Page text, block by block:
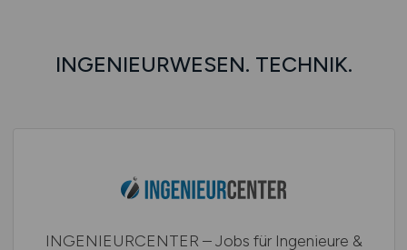
INGENIEURWESEN. TECHNIK.
INGENIEURCENTER – Jobs für Ingenieure &